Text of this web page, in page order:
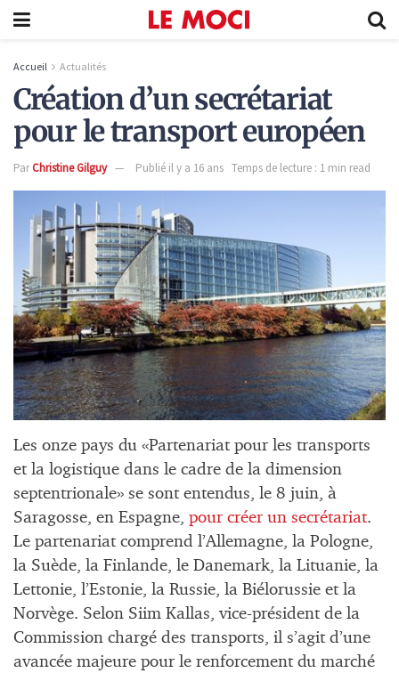
Accueil Actualités
Création d’un secrétariat
pour le transport européen
ParChristine Gilguy Publié il y a 16 ans Temps de lecture : 1 min read
Les onze pays du «Partenariat pour les transports
et la logistique dans le cadre de la dimension
septentrionale» se sont entendus, le 8 juin, à
Saragosse, en Espagne, pour créer un secrétariat.
Le partenariat comprend l’Allemagne, la Pologne,
la Suède, la Finlande, le Danemark, la Lituanie, la
Lettonie, l’Estonie, la Russie, la Biélorussie et la
Norvège. Selon Siim Kallas, vice-président de la
Commission chargé des transports, il s’agit d’une
avancée majeure pour le renforcement du marché